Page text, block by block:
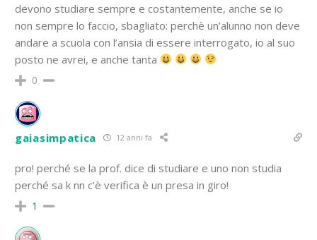
devono studiare sempre e costantemente, anche se io
non sempre lo faccio, sbagliato: perchè un’alunno non deve
andare a scuola con l’ansia di essere interrogato, io al suo
posto ne avrei, e anche tanta
0
gaiasimpatica 12 anni fa
pro! perché se la prof. dice di studiare e uno non studia
perché sa k nn c’è verifica è un presa in giro!
1